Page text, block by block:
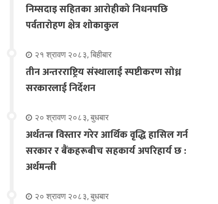
निम्सदाइ सहितका आरोहीको निधनपछि
पर्वतारोहण क्षेत्र शोकाकुल
२१ श्रावण २०८३, बिहीबार
तीन अन्तरराष्ट्रिय संस्थालाई स्पष्टीकरण सोध्न
सरकारलाई निर्देशन
२० श्रावण २०८३, बुधबार
अर्थतन्त्र विस्तार गरेर आर्थिक वृद्धि हासिल गर्न
सरकार र बैंकहरूबीच सहकार्य अपरिहार्य छ :
अर्थमन्त्री
२० श्रावण २०८३, बुधबार